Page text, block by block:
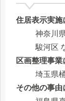
住居表示実施
神奈川
駿河区
区画整理事
埼玉県
その他の事由